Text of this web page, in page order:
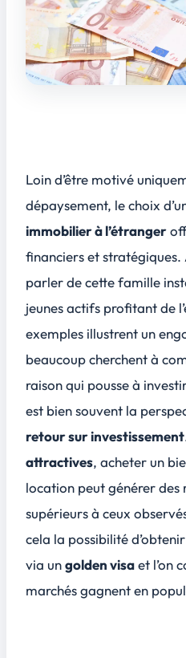
Loin d’être motivé
dépaysement, le choix
immobilier à l’étranger
financiers et
parler de cette famille
jeunes actifs profitant de
exemples illustrent un
beaucoup cherchent à
raison qui pousse à
est bien souvent la
retour sur investissement
attractives, acheter un
location peut générer des
supérieurs à ceux
cela la possibilité
via ungolden visaet l’on
marchés gagnent en